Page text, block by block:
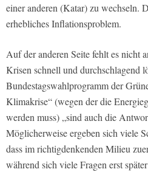
einer anderen (Katar) zu wechseln.
erhebliches Inflationsproblem.
Auf der anderen Seite fehlt es nicht
Krisen schnell und durchschlagend
Bundestagswahlprogramm der
Klimakrise“ (wegen der die
werden muss) „sind auch die
Möglicherweise ergeben sich viele
dass im richtigdenkenden Milieu
während sich viele Fragen erst